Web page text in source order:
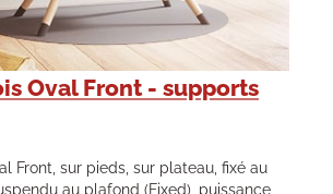
Oval Front - supports
Front, sur pieds, sur plateau, fixé au
au plafond (Fixed), puissance